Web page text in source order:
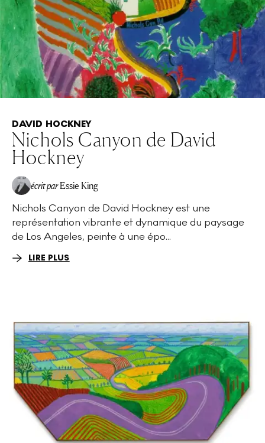
DAVID HOCKNEY
Nichols Canyon de David
Hockney
écrit par Essie King
Nichols Canyon de David Hockney est une
représentation vibrante et dynamique du paysage
de Los Angeles, peinte à une épo...
LIRE PLUS